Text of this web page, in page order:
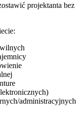
projektanta bez
administracyjnych